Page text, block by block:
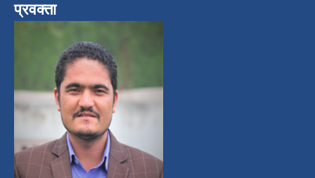
प्रवक्ता